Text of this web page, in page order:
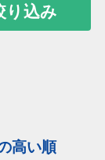
り込み
高い順